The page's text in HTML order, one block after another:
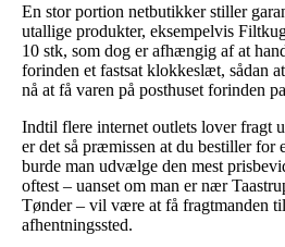
En stor portion netbutikker stiller
utallige produkter, eksempelvis
10 stk, som dog er afhængig af at
forinden et fastsat klokkeslæt, sådan
nå at få varen på posthuset forinden
Indtil flere internet outlets lover fragt
er det så præmissen at du bestiller for
burde man udvælge den mest
oftest – uanset om man er nær
Tønder – vil være at få fragtmanden
afhentningssted.